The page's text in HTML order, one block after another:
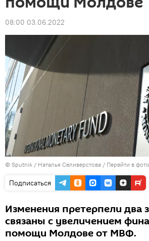
08:00 03.06.2022
© Sputnik / Наталья Селиверстова / Перейти в
Подписаться
Изменения претерпели два
связаны с увеличением
помощи Молдове от МВФ.